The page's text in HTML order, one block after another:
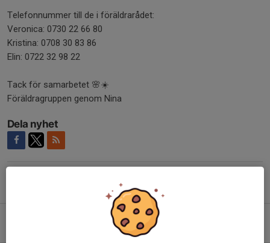
Telefonnummer till de i föräldrarådet:
Veronica: 0730 22 66 80
Kristina: 0708 30 83 86
Elin: 0722 32 98 22
Tack för samarbetet 🌸☀️
Föräldragruppen genom Nina
Dela nyhet
Förtydligande angående cuperna